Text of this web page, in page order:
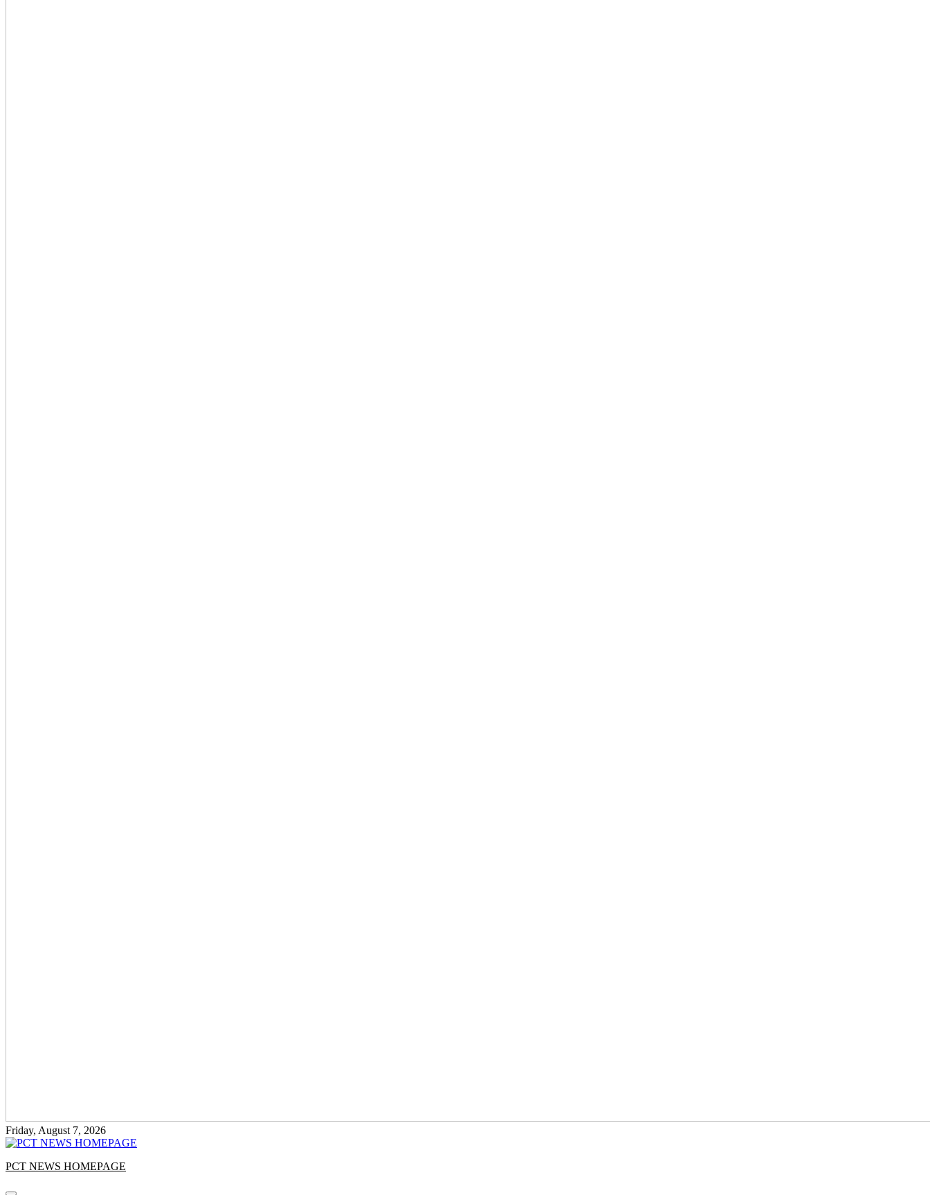
Friday, August 7, 2026
PCT NEWS HOMEPAGE